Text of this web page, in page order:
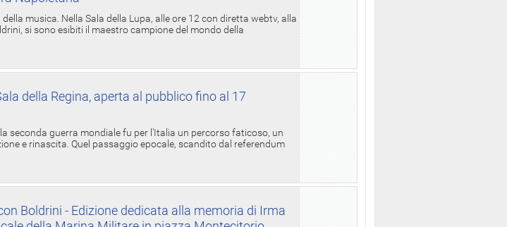
musica. Nella Sala della Lupa, alle ore 12 con diretta webtv, alla
si sono esibiti il maestro campione del mondo della
della Regina, aperta al pubblico fino al 17
seconda guerra mondiale fu per l'Italia un percorso faticoso, un
e rinascita. Quel passaggio epocale, scandito dal referendum
Boldrini - Edizione dedicata alla memoria di Irma